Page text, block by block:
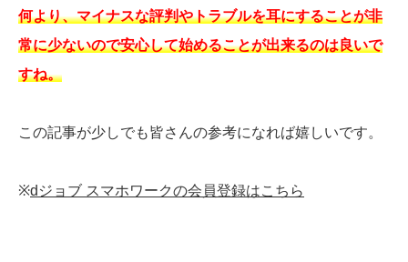
何より、マイナスな評判やトラブルを耳にすることが非
常に少ないので安心して始めることが出来るのは良いで
すね。
この記事が少しでも皆さんの参考になれば嬉しいです。
※dジョブ スマホワークの会員登録はこちら